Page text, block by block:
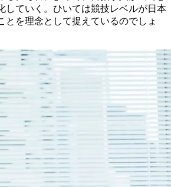
していく。ひいては競技レベルが日本
とを理念として捉えているのでしょ